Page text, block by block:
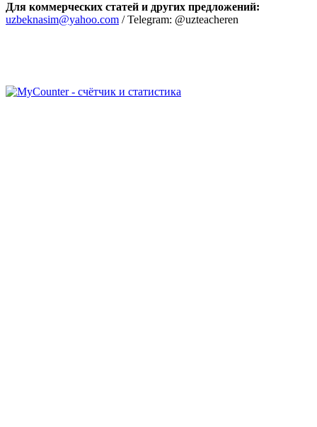
Для коммерческих статей и других предложений:
uzbeknasim@yahoo.com / Telegram: @uzteacheren